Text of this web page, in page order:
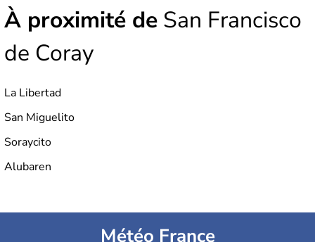
À proximité de San Francisco
de Coray
La Libertad
San Miguelito
Soraycito
Alubaren
Météo France